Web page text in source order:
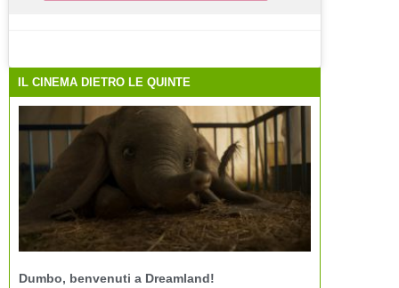
IL CINEMA DIETRO LE QUINTE
Dumbo, benvenuti a Dreamland!